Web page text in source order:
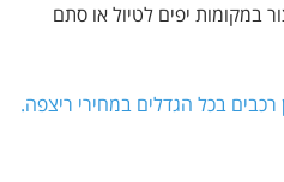
במקומות יפים לטיול או סתם
רכבים בכל הגדלים במחירי ריצפה.